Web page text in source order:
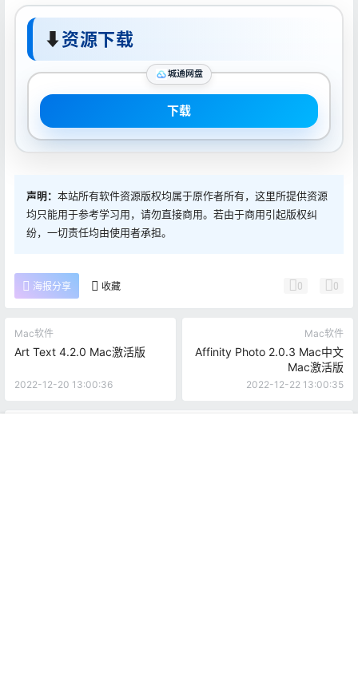
⬇资源下载
城通网盘
下载
声明： 本站所有软件资源版权均属于原作者所有，这里所提供资源
均只能用于参考学习用，请勿直接商用。若由于商用引起版权纠
纷，一切责任均由使用者承担。
海报分享 收藏 0 0
Mac软件
Art Text 4.2.0 Mac激活版
2022-12-20 13:00:36
Mac软件
Affinity Photo 2.0.3 Mac中文
Mac激活版
2022-12-22 13:00:35